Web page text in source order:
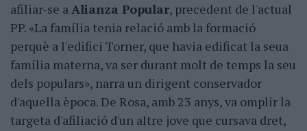
afiliar-se aAlianza Popular, precedent de l'actual
PP. «La família tenia relació amb la formació
perquè a l'edifici Torner, que havia edificat la seua
família materna, va ser durant molt de temps la seu
dels populars», narra un dirigent conservador
d'aquella època. De Rosa, amb 23 anys, va omplir la
targeta d'afiliació d'un altre jove que cursava dret,